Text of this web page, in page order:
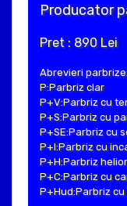
Producator
Pret : 890 Lei
Abrevieri
P:Parbriz clar
P+V:Parbriz cu
P+S:Parbriz cu
P+SE:Parbriz cu
P+I:Parbriz cu
P+H:Parbriz
P+C:Parbriz cu
P+Hud:Parbriz